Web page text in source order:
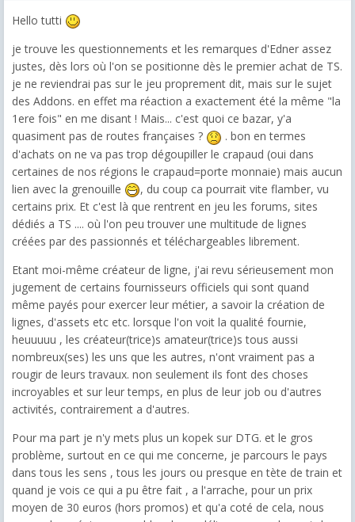
Hello tutti
je trouve les questionnements et les remarques d'Edner assez
justes, dès lors où l'on se positionne dès le premier achat de TS.
je ne reviendrai pas sur le jeu proprement dit, mais sur le sujet
des Addons. en effet ma réaction a exactement été la même "la
1ere fois" en me disant ! Mais... c'est quoi ce bazar, y'a
quasiment pas de routes françaises ?
. bon en termes
d'achats on ne va pas trop dégoupiller le crapaud (oui dans
certaines de nos régions le crapaud=porte monnaie) mais aucun
lien avec la grenouille
, du coup ca pourrait vite flamber, vu
certains prix. Et c'est là que rentrent en jeu les forums, sites
dédiés a TS .... où l'on peu trouver une multitude de lignes
créées par des passionnés et téléchargeables librement.
Etant moi-même créateur de ligne, j'ai revu sérieusement mon
jugement de certains fournisseurs officiels qui sont quand
même payés pour exercer leur métier, a savoir la création de
lignes, d'assets etc etc. lorsque l'on voit la qualité fournie,
heuuuuu , les créateur(trice)s amateur(trice)s tous aussi
nombreux(ses) les uns que les autres, n'ont vraiment pas a
rougir de leurs travaux. non seulement ils font des choses
incroyables et sur leur temps, en plus de leur job ou d'autres
activités, contrairement a d'autres.
Pour ma part je n'y mets plus un kopek sur DTG. et le gros
problème, surtout en ce qui me concerne, je parcours le pays
dans tous les sens , tous les jours ou presque en tète de train et
quand je vois ce qui a pu être fait , a l'arrache, pour un prix
moyen de 30 euros (hors promos) et qu'a coté de cela, nous